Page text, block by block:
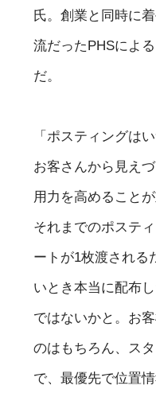
氏。創業と同時に
流だったPHSによ
だ。
「ポスティングは
お客さんから見え
用力を高めること
それまでのポステ
ートが1枚渡される
いとき本当に配布
ではないかと。お
のはもちろん、ス
で、最優先で位置